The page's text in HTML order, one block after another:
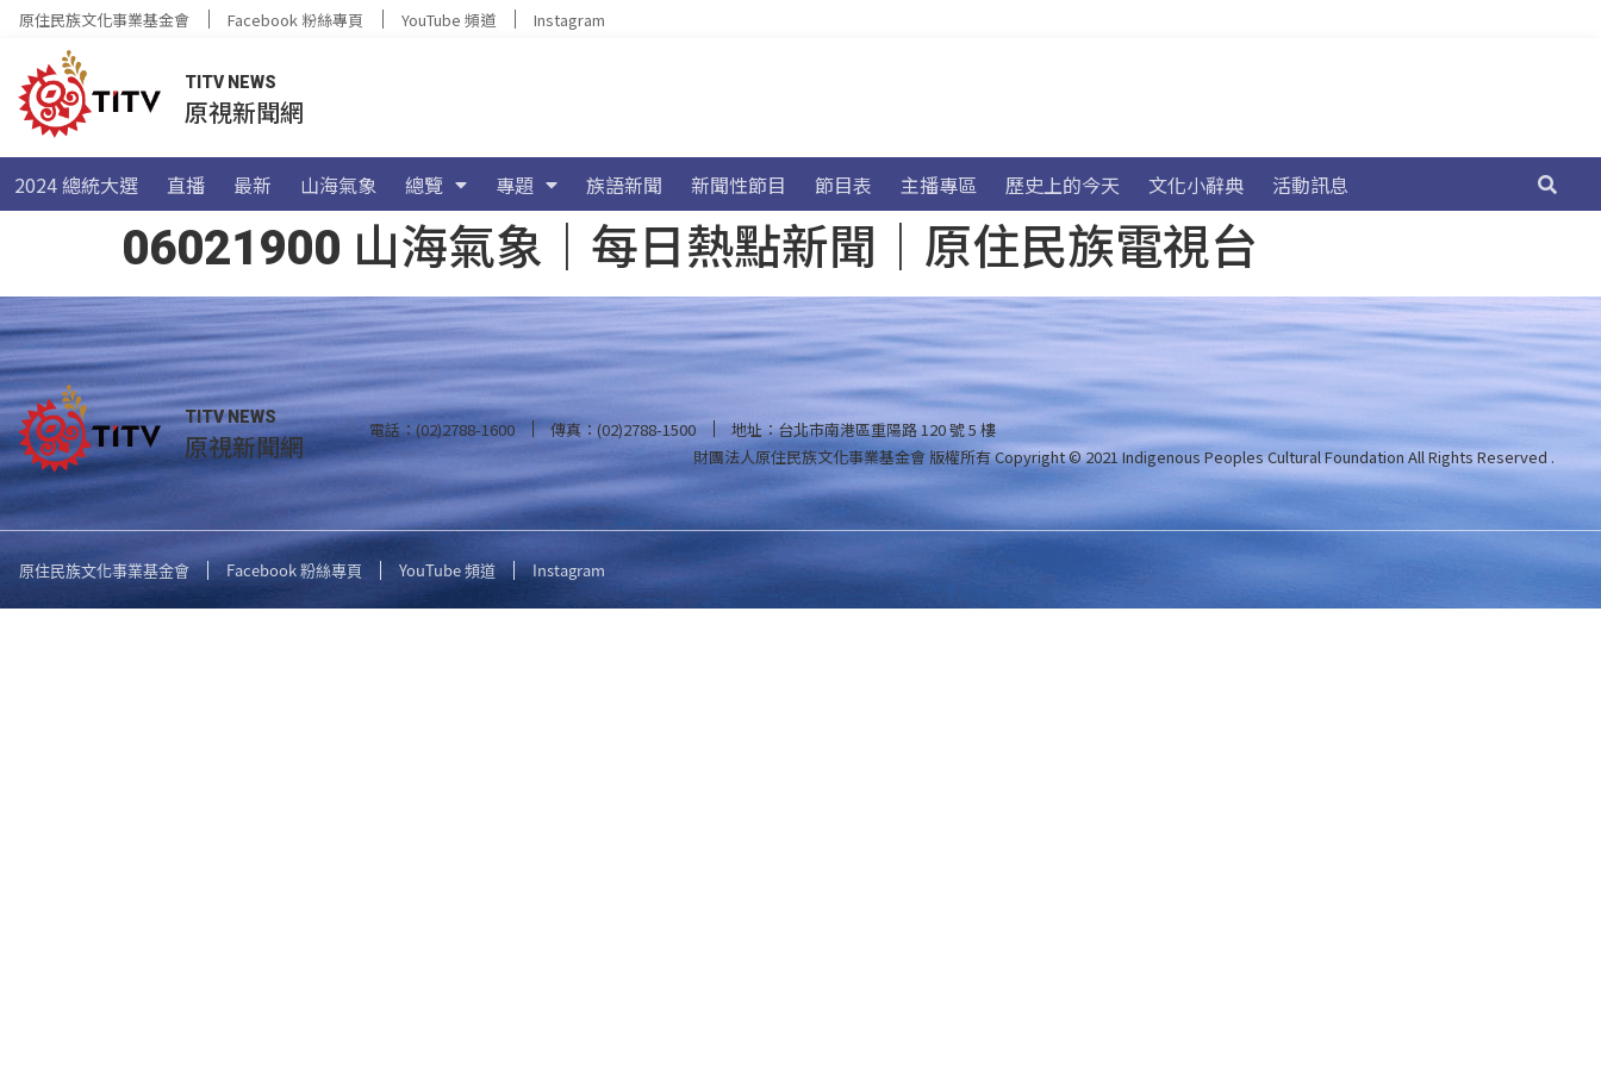
原住民族文化事業基金會 Facebook 粉絲專頁 YouTube 頻道 Instagram
TITV NEWS
原視新聞網
2024 總統大選 直播 最新 山海氣象 總覽 專題 族語新聞 新聞性節目 節目表 主播專區 歷史上的今天 文化小辭典 活動訊息
06021900 山海氣象｜每日熱點新聞｜原住民族電視台
TITV NEWS
原視新聞網 電話：(02)2788-1600 傳真：(02)2788-1500
地址：台北市南港區重陽路 120 號 5 樓
財團法人原住民族文化事業基金會 版權所有Copyright © 2021 Indigenous Peoples Cultural Foundation All Rights Reserved .
原住民族文化事業基金會 Facebook 粉絲專頁 YouTube 頻道 Instagram